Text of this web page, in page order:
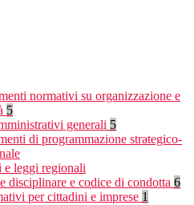
normativi su organizzazione e
5
generali 5
di programmazione strategico-
e leggi regionali
disciplinare e codice di condotta 6
per cittadini e imprese 1